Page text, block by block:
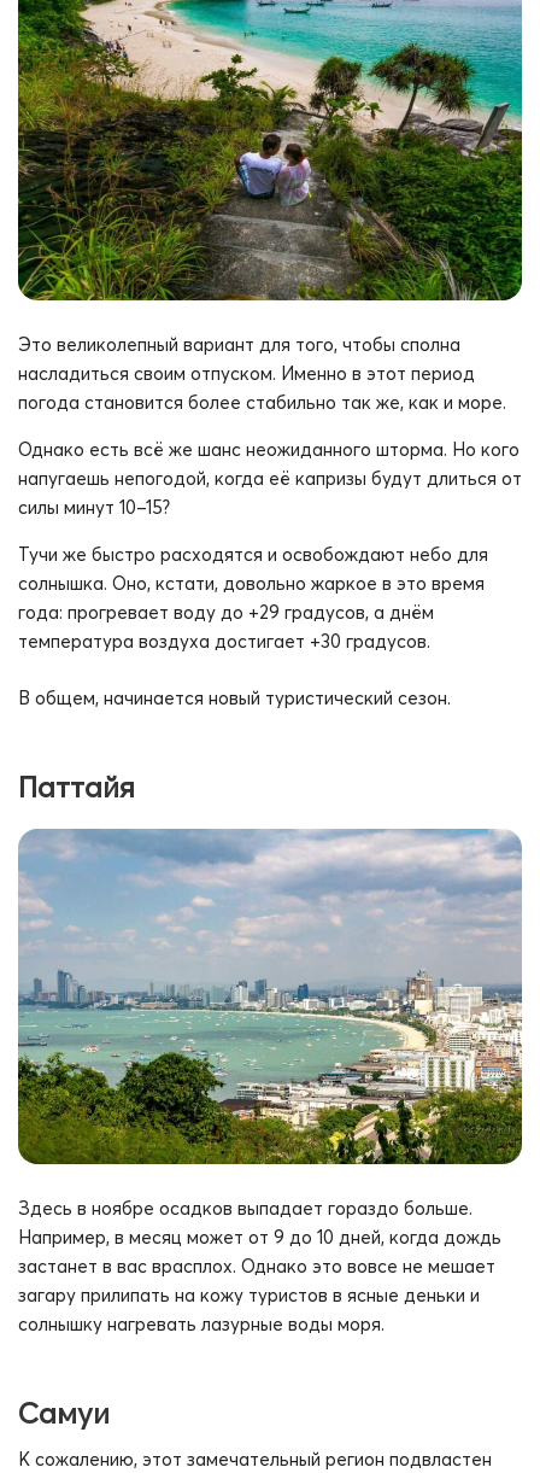
Это великолепный вариант для того, чтобы сполна
насладиться своим отпуском. Именно в этот период
погода становится более стабильно так же, как и море.
Однако есть всё же шанс неожиданного шторма. Но кого
напугаешь непогодой, когда её капризы будут длиться от
силы минут 10–15?
Тучи же быстро расходятся и освобождают небо для
солнышка. Оно, кстати, довольно жаркое в это время
года: прогревает воду до +29 градусов, а днём
температура воздуха достигает +30 градусов.
В общем, начинается новый туристический сезон.
Паттайя
Здесь в ноябре осадков выпадает гораздо больше.
Например, в месяц может от 9 до 10 дней, когда дождь
застанет в вас врасплох. Однако это вовсе не мешает
загару прилипать на кожу туристов в ясные деньки и
солнышку нагревать лазурные воды моря.
Самуи
К сожалению, этот замечательный регион подвластен